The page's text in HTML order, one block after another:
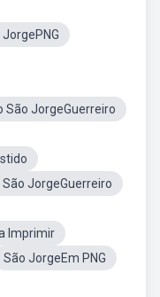
São JorgeGuerreiro
São JorgeGuerreiro
Imprimir
São JorgeEm PNG